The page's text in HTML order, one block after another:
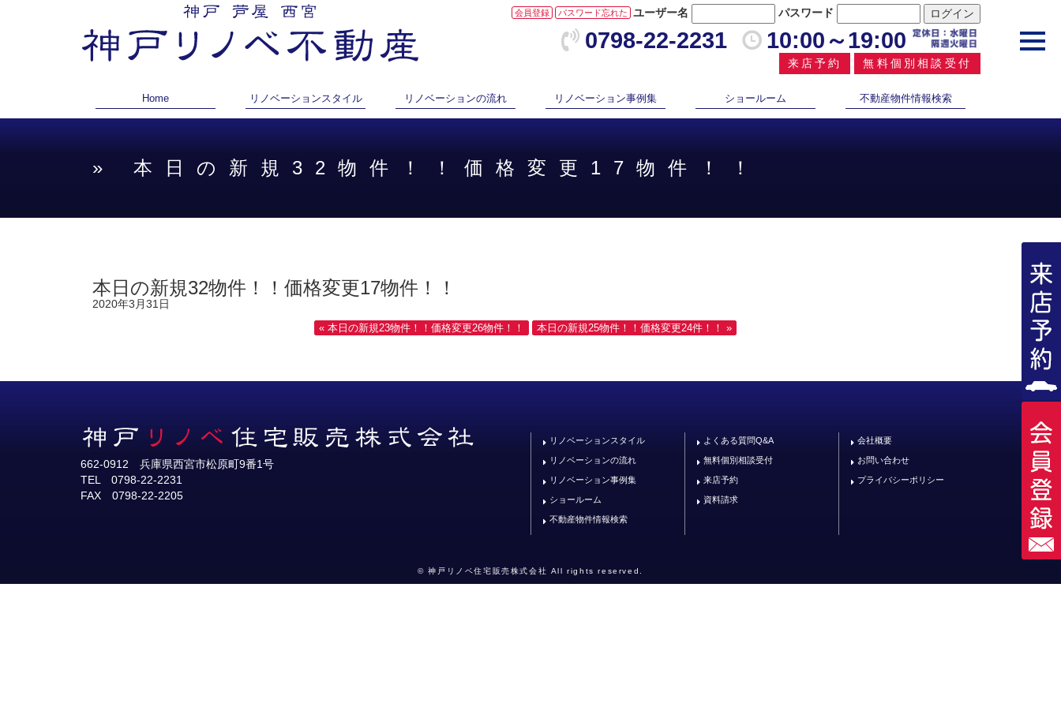
ユーザー名 パスワード
会員登録 パスワード忘れた
0798-22-2231 10:00～19:00
来店予約 無料個別相談受付
Home リノベーションスタイル リノベーションの流れ リノベーション事例集 ショールーム 不動産物件情報検索
» 本日の新規32物件！！価格変更17物件！！
本日の新規32物件！！価格変更17物件！！
2020年3月31日
« 本日の新規23物件！！価格変更26物件！！ 本日の新規25物件！！価格変更24件！！ »
662-0912 兵庫県西宮市松原町9番1号
TEL 0798-22-2231
FAX 0798-22-2205
リノベーションスタイル
リノベーションの流れ
リノベーション事例集
ショールーム
不動産物件情報検索
よくある質問Q&A
無料個別相談受付
来店予約
資料請求
会社概要
お問い合わせ
プライバシーポリシー
© 神戸リノベ住宅販売株式会社 All rights reserved.